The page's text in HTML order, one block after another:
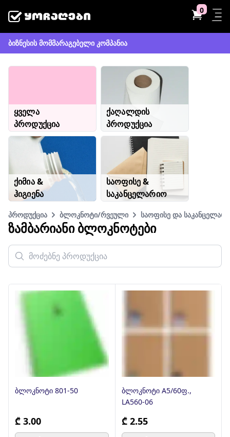
0
ბიზნესის მომმარაგებელი კომპანია
ყველა
პროდუქცია
ქაღალდის
პროდუქცია
ქიმია &
ჰიგიენა
საოფისე &
საკანცელარიო
პროდუქცია ბლოკნოტი/რვეული საოფისე და
ᲖᲐᲛᲑᲐᲠᲘᲐᲜᲘ ᲑᲚᲝᲙᲜᲝᲢᲔᲑᲘ
ბლოკნოტი 801-50
₾ 3.00
ბლოკნოტი A5/60ფ.,
LA560-06
₾ 2.55